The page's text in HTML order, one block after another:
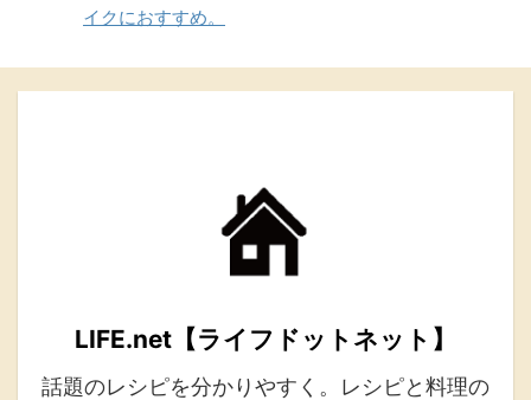
イクにおすすめ。
LIFE.net【ライフドットネット】
話題のレシピを分かりやすく。レシピと料理の